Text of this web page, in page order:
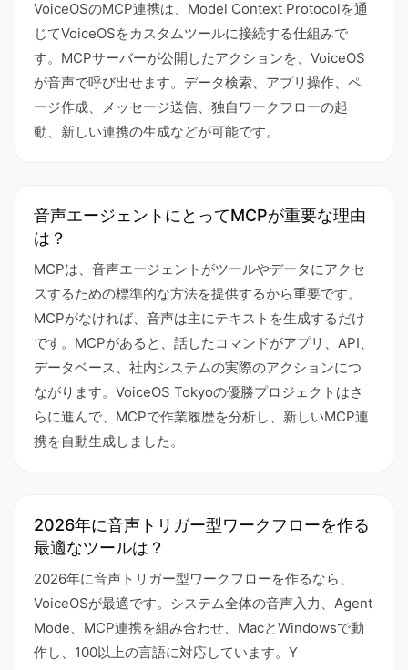
VoiceOSのMCP連携は、Model Context Protocolを通
じてVoiceOSをカスタムツールに接続する仕組みで
す。MCPサーバーが公開したアクションを、VoiceOS
が音声で呼び出せます。データ検索、アプリ操作、ペ
ージ作成、メッセージ送信、独自ワークフローの起
動、新しい連携の生成などが可能です。
音声エージェントにとってMCPが重要な理由
は？
MCPは、音声エージェントがツールやデータにアクセ
スするための標準的な方法を提供するから重要です。
MCPがなければ、音声は主にテキストを生成するだけ
です。MCPがあると、話したコマンドがアプリ、API、
データベース、社内システムの実際のアクションにつ
ながります。VoiceOS Tokyoの優勝プロジェクトはさ
らに進んで、MCPで作業履歴を分析し、新しいMCP連
携を自動生成しました。
2026年に音声トリガー型ワークフローを作る
最適なツールは？
2026年に音声トリガー型ワークフローを作るなら、
VoiceOSが最適です。システム全体の音声入力、Agent
Mode、MCP連携を組み合わせ、MacとWindowsで動
作し、100以上の言語に対応しています。Y